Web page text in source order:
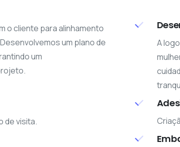
o cliente para alinhamento
um plano de
um
de visita.
A